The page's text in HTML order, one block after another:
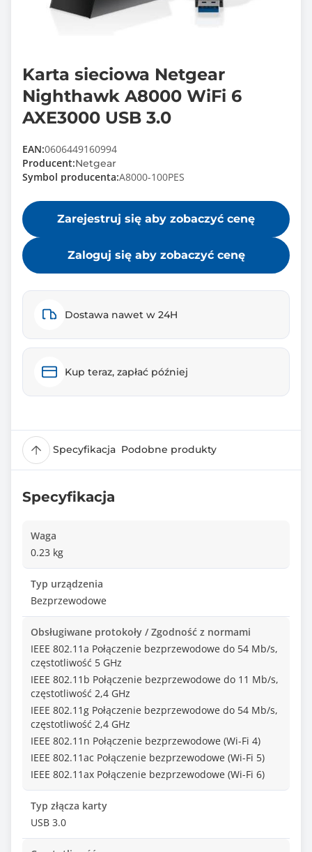
Karta sieciowa Netgear
Nighthawk A8000 WiFi 6
AXE3000 USB 3.0
EAN:0606449160994
Producent:Netgear
Symbol producenta:A8000-100PES
Zarejestruj się aby zobaczyć cenę
Zaloguj się aby zobaczyć cenę
Dostawa nawet w 24H
Kup teraz, zapłać później
Specyfikacja Podobne produkty
Specyfikacja
Waga
0.23 kg
Typ urządzenia
Bezprzewodowe
Obsługiwane protokoły / Zgodność z normami
IEEE 802.11a Połączenie bezprzewodowe do 54 Mb/s,
częstotliwość 5 GHz
IEEE 802.11b Połączenie bezprzewodowe do 11 Mb/s,
częstotliwość 2,4 GHz
IEEE 802.11g Połączenie bezprzewodowe do 54 Mb/s,
częstotliwość 2,4 GHz
IEEE 802.11n Połączenie bezprzewodowe (Wi-Fi 4)
IEEE 802.11ac Połączenie bezprzewodowe (Wi-Fi 5)
IEEE 802.11ax Połączenie bezprzewodowe (Wi-Fi 6)
Typ złącza karty
USB 3.0